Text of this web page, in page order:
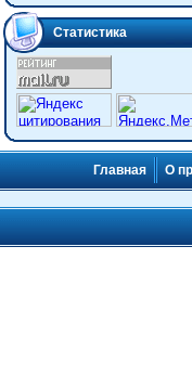
Статистика
Главная О